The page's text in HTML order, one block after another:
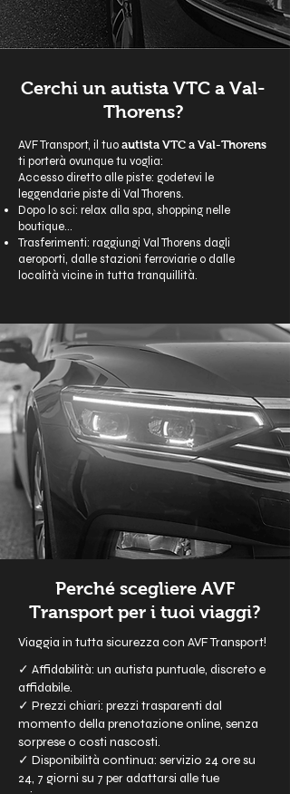
Cerchi un autista VTC a Val-
Thorens?
AVF Transport, il tuo autista VTC a Val-Thorens
ti porterà ovunque tu voglia:
Accesso diretto alle piste: godetevi le
leggendarie piste di Val Thorens.
Dopo lo sci: relax alla spa, shopping nelle
boutique...
Trasferimenti: raggiungi Val Thorens dagli
aeroporti, dalle stazioni ferroviarie o dalle
località vicine in tutta tranquillità.
Perché scegliere AVF
Transport per i tuoi viaggi?
Viaggia in tutta sicurezza con AVF Transport!
✓ Affidabilità: un autista puntuale, discreto e
affidabile.
✓ Prezzi chiari: prezzi trasparenti dal
momento della prenotazione online, senza
sorprese o costi nascosti.
✓ Disponibilità continua: servizio 24 ore su
24, 7 giorni su 7 per adattarsi alle tue